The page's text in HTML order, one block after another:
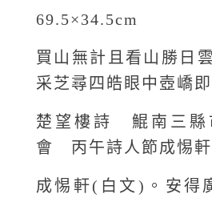
69.5×34.5cm
買山無計且看山勝日
采芝尋四皓眼中壺嶠
楚望樓詩 鯤南三縣
會 丙午詩人節成惕軒
成惕軒(白文)。安得